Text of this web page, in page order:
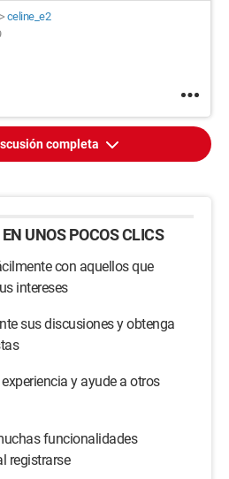
> celine_e2
completa
UNOS POCOS CLICS
con aquellos que
intereses
sus discusiones y obtenga
y ayude a otros
funcionalidades
registrarse